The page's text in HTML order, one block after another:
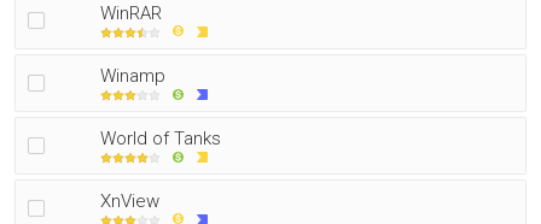
WinRAR
Winamp
World of Tanks
XnView